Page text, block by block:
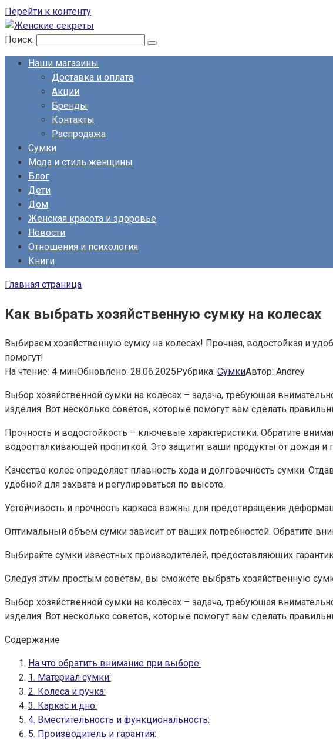
Перейти к контенту
Поиск:
Наши магазины
Доставка и оплата
Акции
Бренды
Контакты
Распродажа
Сумки
Мода и стиль женщины
Блог
Дети
Дом
Женская красота и здоровье
Новости
Отношения и психология
Книги
Главная страница
Как выбрать хозяйственную сумку на колесах
Выбираем хозяйственную сумку на колесах! Прочная, водостойкая и
помогут!
На чтение: 4 минОбновлено: 28.06.2025Рубрика: СумкиАвтор: Andrey
Выбор хозяйственной сумки на колесах – задача, требующая
изделия. Вот несколько советов, которые помогут вам сделать
Прочность и водостойкость – ключевые характеристики. Обратите
водоотталкивающей пропиткой. Это защитит ваши продукты от дождя и
Качество колес определяет плавность хода и долговечность сумки.
удобной для захвата и регулироваться по высоте.
Устойчивость и прочность каркаса важны для предотвращения
Оптимальный объем сумки зависит от ваших потребностей. Обратите
Выбирайте сумки известных производителей, предоставляющих
Следуя этим простым советам, вы сможете выбрать хозяйственную
Выбор хозяйственной сумки на колесах – задача, требующая
изделия. Вот несколько советов, которые помогут вам сделать
Содержание
На что обратить внимание при выборе:
1. Материал сумки:
2. Колеса и ручка:
3. Каркас и дно:
4. Вместительность и функциональность:
5. Производитель и гарантия: